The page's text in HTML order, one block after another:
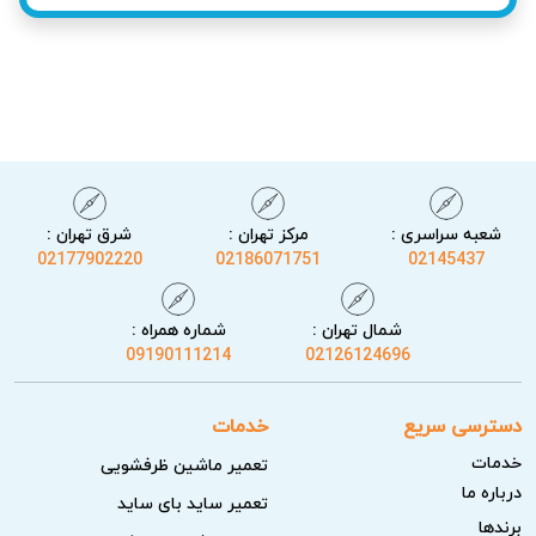
خدمات آریابهکار برای تعمیر یخچال گلسان در
اصفهان
خدمات ما شامل تشخیص دقیق عیب، انجام مراحل استاندارد
تعمیر، و تست نهایی کیفیت است تا احتمال بروز مشکل مجدد را
کاهش دهیم. تمامی هزینه‌ها پس از عیب‌یابی و با توافق مشتری
اعلام می‌شود.
عیب‌یابی و تست موتور
اساس کار آغاز با تست و عیب‌یابی دقیق موتور است که مهم‌ترین
بخش یخچال می‌باشد. تکنسین‌ها سلامت قطعات، جریان مصرفی
شعبه سراسری :
02145437
مرکز تهران :
02186071751
شرق تهران :
02177902220
شمال تهران :
02126124696
شماره همراه :
09190111214
دسترسی سریع
خدمات
درباره ما
برندها
خدمات
تعمیر ماشین ظرفشویی
تعمیر ساید بای ساید